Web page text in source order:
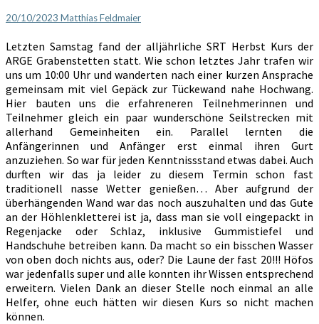
20/10/2023 Matthias Feldmaier
Letzten Samstag fand der alljährliche SRT Herbst Kurs der
ARGE Grabenstetten statt. Wie schon letztes Jahr trafen wir
uns um 10:00 Uhr und wanderten nach einer kurzen Ansprache
gemeinsam mit viel Gepäck zur Tückewand nahe Hochwang.
Hier bauten uns die erfahreneren Teilnehmerinnen und
Teilnehmer gleich ein paar wunderschöne Seilstrecken mit
allerhand Gemeinheiten ein. Parallel lernten die
Anfängerinnen und Anfänger erst einmal ihren Gurt
anzuziehen. So war für jeden Kenntnissstand etwas dabei. Auch
durften wir das ja leider zu diesem Termin schon fast
traditionell nasse Wetter genießen… Aber aufgrund der
überhängenden Wand war das noch auszuhalten und das Gute
an der Höhlenkletterei ist ja, dass man sie voll eingepackt in
Regenjacke oder Schlaz, inklusive Gummistiefel und
Handschuhe betreiben kann. Da macht so ein bisschen Wasser
von oben doch nichts aus, oder? Die Laune der fast 20!!! Höfos
war jedenfalls super und alle konnten ihr Wissen entsprechend
erweitern. Vielen Dank an dieser Stelle noch einmal an alle
Helfer, ohne euch hätten wir diesen Kurs so nicht machen
können.